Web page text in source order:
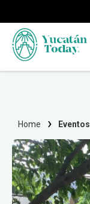
Home Eventos